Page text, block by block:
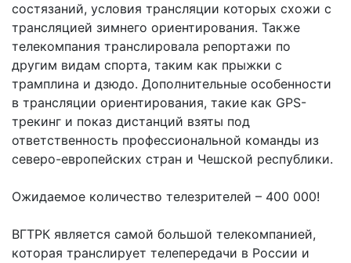
состязаний, условия трансляции которых схожи с
трансляцией зимнего ориентирования. Также
телекомпания транслировала репортажи по
другим видам спорта, таким как прыжки с
трамплина и дзюдо. Дополнительные особенности
в трансляции ориентирования, такие как GPS-
трекинг и показ дистанций взяты под
ответственность профессиональной команды из
северо-европейских стран и Чешской республики.
Ожидаемое количество телезрителей – 400 000!
ВГТРК является самой большой телекомпанией,
которая транслирует телепередачи в России и